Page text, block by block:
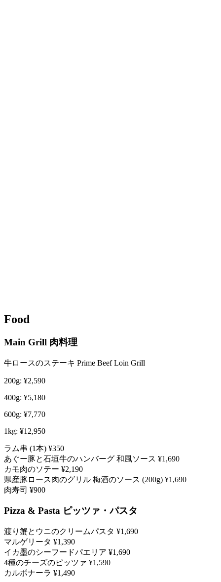
Food
Main Grill 肉料理
牛ロースのステーキ Prime Beef Loin Grill
200g: ¥2,590
400g: ¥5,180
600g: ¥7,770
1kg: ¥12,950
ラム串 (1本) ¥350
あぐー豚と石垣牛のハンバーグ 和風ソース ¥1,690
カモ肉のソテー ¥2,190
県産豚ロース肉のグリル 梅酒のソース (200g) ¥1,690
肉寿司 ¥900
Pizza & Pasta ピッツァ・パスタ
渡り蟹とウニのクリームパスタ ¥1,690
マルゲリータ ¥1,390
イカ墨のシーフードパエリア ¥1,690
4種のチーズのピッツァ ¥1,590
カルボナーラ ¥1,490